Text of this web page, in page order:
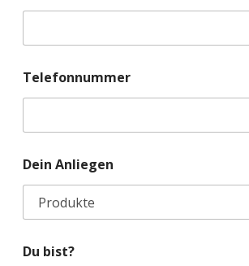
Telefonnummer
Dein Anliegen
Du bist?